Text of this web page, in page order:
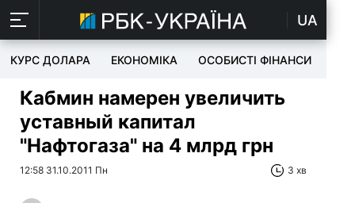
UA
КУРС ДОЛАРА ЕКОНОМІКА ОСОБИСТІ ФІНАНСИ
Кабмин намерен увеличить
уставный капитал
"Нафтогаза" на 4 млрд грн
12:58 31.10.2011 Пн 3 хв